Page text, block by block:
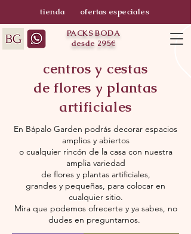
tienda ofertas especiales
PACKS BODA
desde 295€
centros y cestas
de flores y plantas
artificiales
En Bápalo Garden podrás decorar espacios
amplios y abiertos
o cualquier rincón de la casa con nuestra
amplia variedad
de flores y plantas artificiales,
grandes y pequeñas, para colocar en
cualquier sitio.
Mira que podemos ofrecerte y ya sabes, no
dudes en preguntarnos.